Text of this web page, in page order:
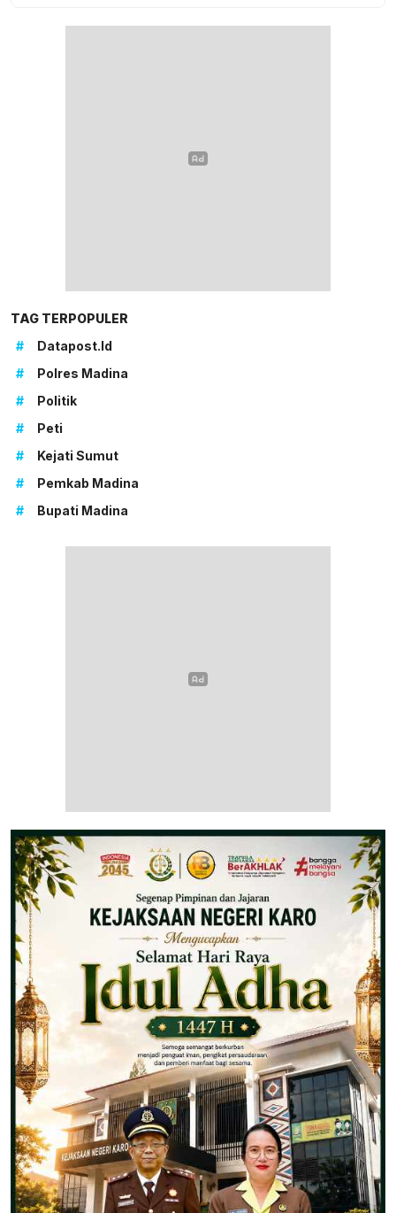
TAG TERPOPULER
#
Datapost.id
#
Polres Madina
#
Politik
#
Peti
#
Kejati Sumut
#
Pemkab Madina
#
Bupati Madina